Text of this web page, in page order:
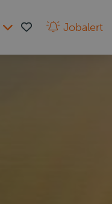
Jobalert